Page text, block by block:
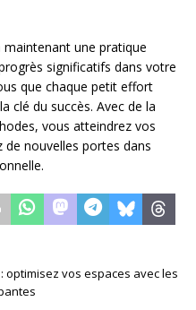
une pratique
significatifs dans votre
que chaque petit effort
clé du succès. Avec de la
vous atteindrez vos
nouvelles portes dans
optimisez vos espaces avec les